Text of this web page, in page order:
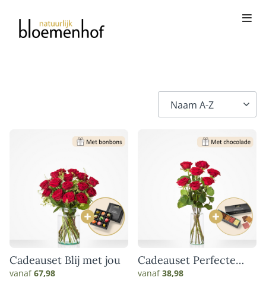
Cadeauset Blij met jou
vanaf67,98
Cadeauset Perfecte
match
vanaf38,98